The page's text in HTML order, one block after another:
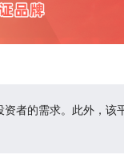
者的需求。此外，